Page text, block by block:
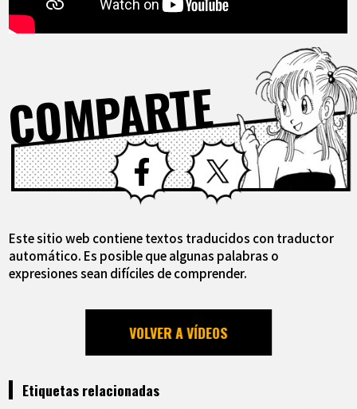
COMPARTE
Facebook X
Este sitio web contiene textos traducidos con traductor
automático. Es posible que algunas palabras o
expresiones sean difíciles de comprender.
VOLVER A VÍDEOS
Etiquetas relacionadas